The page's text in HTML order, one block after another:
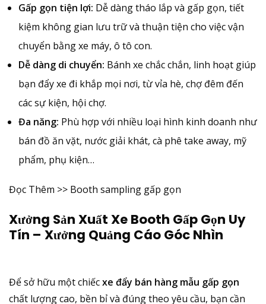
Gấp gọn tiện lợi: Dễ dàng tháo lắp và gấp gọn, tiết
kiệm không gian lưu trữ và thuận tiện cho việc vận
chuyển bằng xe máy, ô tô con.
Dễ dàng di chuyển: Bánh xe chắc chắn, linh hoạt giúp
bạn đẩy xe đi khắp mọi nơi, từ vỉa hè, chợ đêm đến
các sự kiện, hội chợ.
Đa năng: Phù hợp với nhiều loại hình kinh doanh như
bán đồ ăn vặt, nước giải khát, cà phê take away, mỹ
phẩm, phụ kiện…
Đọc Thêm >> Booth sampling gấp gọn
Xưởng Sản Xuất Xe Booth Gấp Gọn Uy
Tín – Xưởng Quảng Cáo Góc Nhìn
Để sở hữu một chiếcxe đẩy bán hàng mẫu gấp gọn
chất lượng cao, bền bỉ và đúng theo yêu cầu, bạn cần